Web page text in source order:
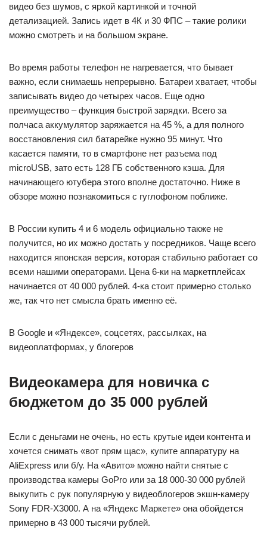
видео без шумов, с яркой картинкой и точной
детализацией. Запись идет в 4К и 30 ФПС – такие ролики
можно смотреть и на большом экране.
Во время работы телефон не нагревается, что бывает
важно, если снимаешь непрерывно. Батареи хватает, чтобы
записывать видео до четырех часов. Еще одно
преимущество – функция быстрой зарядки. Всего за
полчаса аккумулятор заряжается на 45 %, а для полного
восстановления сил батарейке нужно 95 минут. Что
касается памяти, то в смартфоне нет разъема под
microUSB, зато есть 128 ГБ собственного кэша. Для
начинающего ютубера этого вполне достаточно. Ниже в
обзоре можно познакомиться с гуглофоном поближе.
В России купить 4 и 6 модель официально также не
получится, но их можно достать у посредников. Чаще всего
находится японская версия, которая стабильно работает со
всеми нашими операторами. Цена 6-ки на маркетплейсах
начинается от 40 000 рублей. 4-ка стоит примерно столько
же, так что нет смысла брать именно её.
В Google и «Яндексе», соцсетях, рассылках, на
видеоплатформах, у блогеров
Видеокамера для новичка с
бюджетом до 35 000 рублей
Если с деньгами не очень, но есть крутые идеи контента и
хочется снимать «вот прям щас», купите аппаратуру на
AliExpress или б/у. На «Авито» можно найти снятые с
производства камеры GoPro или за 18 000-30 000 рублей
выкупить с рук популярную у видеоблогеров экшн-камеру
Sony FDR-X3000. А на «Яндекс Маркете» она обойдется
примерно в 43 000 тысячи рублей.